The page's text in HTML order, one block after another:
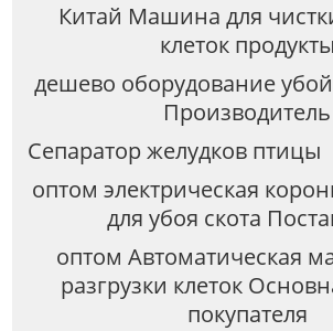
Китай Машина для
клеток продукты
дешево оборудование
Производитель
Сепаратор желудков птицы
оптом электрическая
для убоя скота
оптом Автоматическая
разгрузки клеток
покупателя